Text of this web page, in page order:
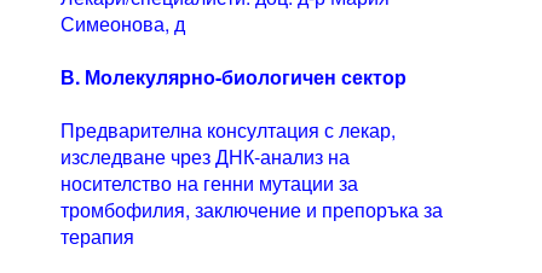
Симеонова, д
В. Молекулярно-биологичен сектор
Предварителна консултация с лекар,
изследване чрез ДНК-анализ на
носителство на генни мутации за
тромбофилия, заключение и препоръка за
терапия